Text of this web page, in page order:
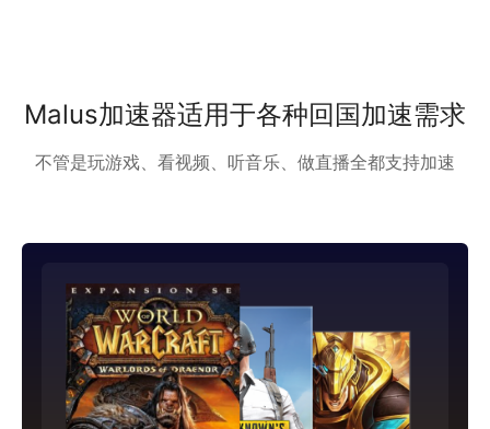
Malus加速器适用于各种回国加速需求
不管是玩游戏、看视频、听音乐、做直播全都支持加速